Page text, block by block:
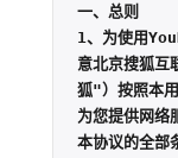
一、总则
1、为使用
意北京搜狐互
狐"）按照本
为您提供网络
本协议的全部